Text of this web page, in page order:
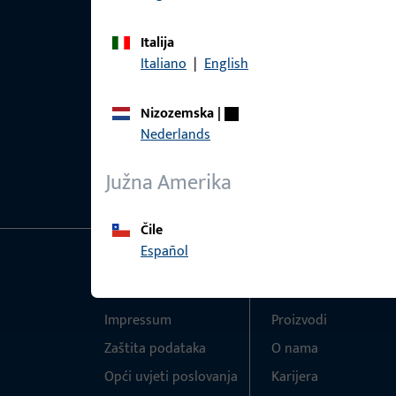
Italija
Italiano | English
Nizozemska|
Nederlands
Južna Amerika
Čile
Español
Impressum
Zaštita podataka
Opći uvjeti poslovanja
Proizvodi
O nama
Karijera